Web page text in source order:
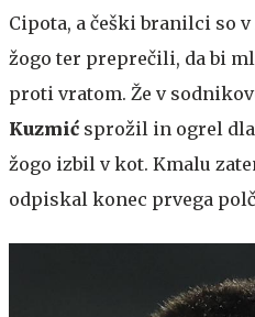
Cipota, a češki branilci so
žogo ter preprečili, da bi
proti vratom. Že v
Kuzmić sprožil in ogrel
žogo izbil v kot. Kmalu
odpiskal konec prvega